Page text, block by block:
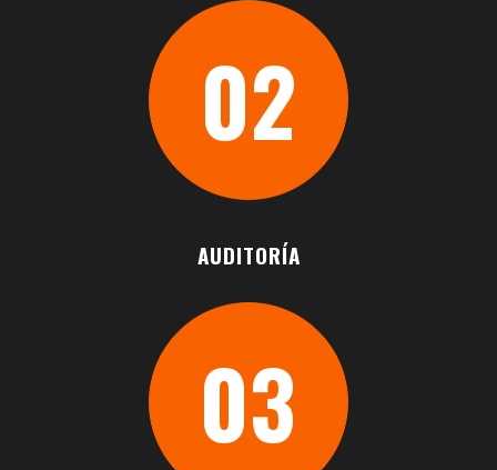
Potencia tu negocio en tu zona
con el buzoneo, fideliza
clientes: diseño, impresión y
reparto
+INFO
Somos la cara de tu negocio,
potenciales para aumentar las
ventas
+ INFO
FIDELIZACIÓN DE CLIENTES
02
AUDITORÍA
03